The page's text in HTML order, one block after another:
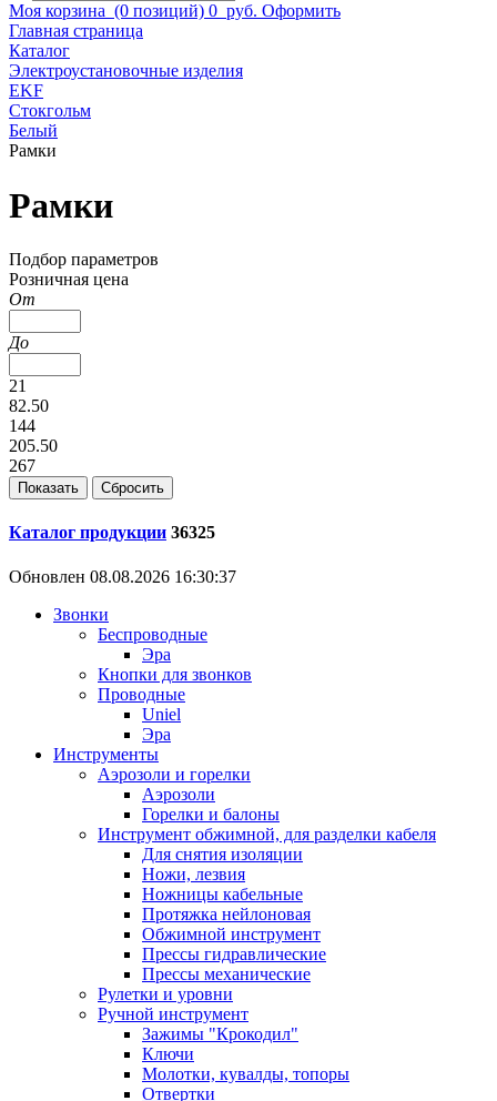
Моя корзина (0 позиций) 0 руб. Оформить
Главная страница
Каталог
Электроустановочные изделия
EKF
Стокгольм
Белый
Рамки
Рамки
Подбор параметров
Розничная цена
От
До
21
82.50
144
205.50
267
Каталог продукции 36325
Обновлен 08.08.2026 16:30:37
Звонки
Беспроводные
Эра
Кнопки для звонков
Проводные
Uniel
Эра
Инструменты
Аэрозоли и горелки
Аэрозоли
Горелки и балоны
Инструмент обжимной, для разделки кабеля
Для снятия изоляции
Ножи, лезвия
Ножницы кабельные
Протяжка нейлоновая
Обжимной инструмент
Прессы гидравлические
Прессы механические
Рулетки и уровни
Ручной инструмент
Зажимы "Крокодил"
Ключи
Молотки, кувалды, топоры
Отвертки